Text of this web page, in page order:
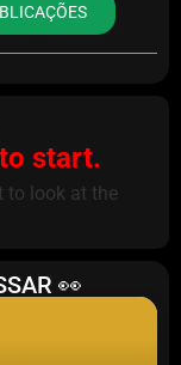
start.
to look at the
👀